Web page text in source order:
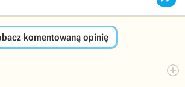
komentowaną opinię